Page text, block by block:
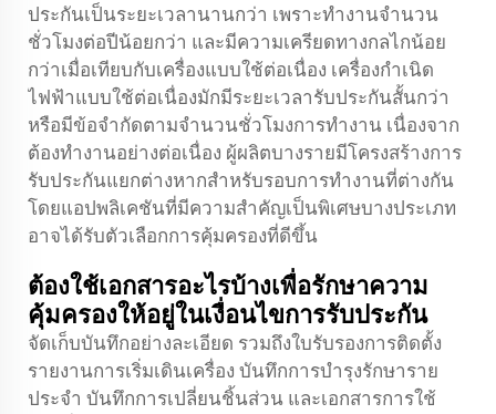
ประกันเป็นระยะเวลานานกว่า เพราะทำงานจำนวน
ชั่วโมงต่อปีน้อยกว่า และมีความเครียดทางกลไกน้อย
กว่าเมื่อเทียบกับเครื่องแบบใช้ต่อเนื่อง เครื่องกำเนิด
ไฟฟ้าแบบใช้ต่อเนื่องมักมีระยะเวลารับประกันสั้นกว่า
หรือมีข้อจำกัดตามจำนวนชั่วโมงการทำงาน เนื่องจาก
ต้องทำงานอย่างต่อเนื่อง ผู้ผลิตบางรายมีโครงสร้างการ
รับประกันแยกต่างหากสำหรับรอบการทำงานที่ต่างกัน
โดยแอปพลิเคชันที่มีความสำคัญเป็นพิเศษบางประเภท
อาจได้รับตัวเลือกการคุ้มครองที่ดีขึ้น
ต้องใช้เอกสารอะไรบ้างเพื่อรักษาความ
คุ้มครองให้อยู่ในเงื่อนไขการรับประกัน
จัดเก็บบันทึกอย่างละเอียด รวมถึงใบรับรองการติดตั้ง
รายงานการเริ่มเดินเครื่อง บันทึกการบำรุงรักษาราย
ประจำ บันทึกการเปลี่ยนชิ้นส่วน และเอกสารการใช้